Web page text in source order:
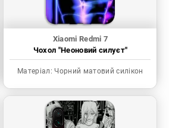
Xiaomi Redmi 7
Чохол "Неоновий силуєт"
Матеріал: Чорний матовий силікон